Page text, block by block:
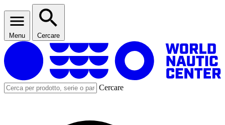
Menu Cercare
Cercare